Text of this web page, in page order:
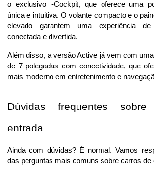
o exclusivo i-Cockpit, que oferece uma
única e intuitiva. O volante compacto e o
elevado garantem uma experiência
conectada e divertida.
Além disso, a versão Active já vem com
de 7 polegadas com conectividade, que
mais moderno em entretenimento e
Dúvidas frequentes
entrada
Ainda com dúvidas? É normal. Vamos
das perguntas mais comuns sobre carros de